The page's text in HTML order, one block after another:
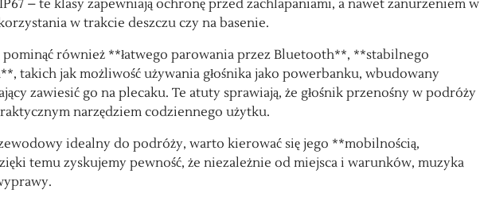
– te klasy zapewniają ochronę przed zachlapaniami, a nawet zanurzeniem w
w trakcie deszczu czy na basenie.
pominąć również **łatwego parowania przez Bluetooth**, **stabilnego
takich jak możliwość używania głośnika jako powerbanku, wbudowany
zawiesić go na plecaku. Te atuty sprawiają, że głośnik przenośny w podróży
narzędziem codziennego użytku.
idealny do podróży, warto kierować się jego **mobilnością,
temu zyskujemy pewność, że niezależnie od miejsca i warunków, muzyka